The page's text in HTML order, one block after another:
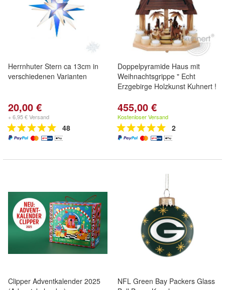
Herrnhuter Stern ca 13cm in
verschiedenen Varianten
20,00 €
+ 6,95 € Versand
48
Doppelpyramide Haus mit
Weihnachtsgrippe " Echt
Erzgebirge Holzkunst Kuhnert !
455,00 €
Kostenloser Versand
2
Clipper Adventkalender 2025
NFL Green Bay Packers Glass